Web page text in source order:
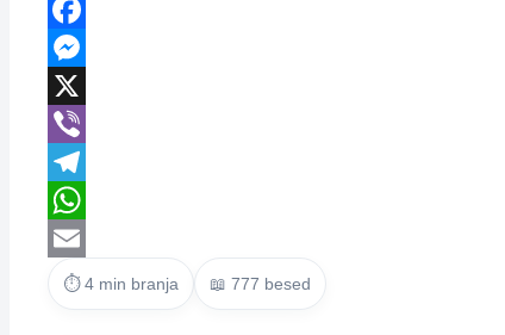
Facebook
Messenger
X
Viber
Telegram
WhatsApp
Email
⏱ 4 min branja 📖 777 besed